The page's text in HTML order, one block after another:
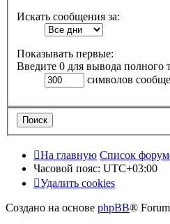
Искать сообщения за:
Показывать первые:
Введите 0 для вывода полного
символов
На главную Список
Часовой пояс: UTC+03:00
Удалить cookies
Создано на основе phpBB®